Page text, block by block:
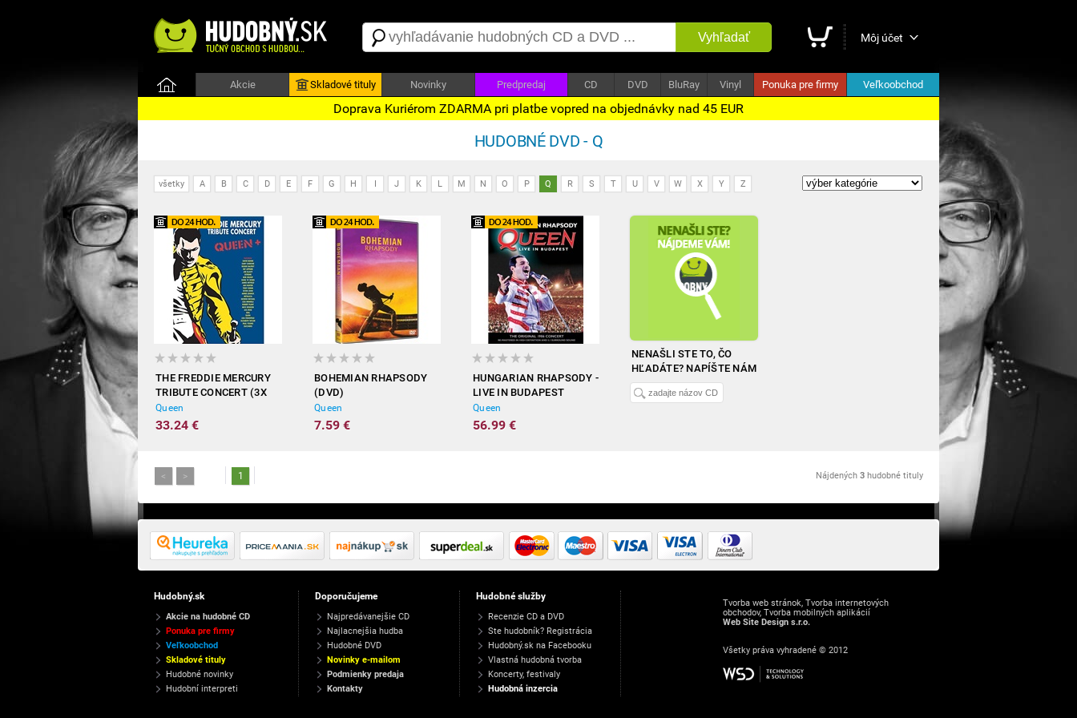
Vyhľadať Môj účet
Akcie Skladové tituly Novinky Predpredaj CD DVD BluRay Vinyl Ponuka pre firmy Veľkoobchod
Doprava Kuriérom ZDARMA pri platbe vopred na objednávky nad 45 EUR
HUDOBNÉ DVD - Q
všetky A B C D E F G H I J K L M N O P Q R S T U V W X Y Z
THE FREDDIE MERCURY
TRIBUTE CONCERT (3X
DVD)
Queen
33.24 €
BOHEMIAN RHAPSODY
(DVD)
Queen
7.59 €
HUNGARIAN RHAPSODY -
LIVE IN BUDAPEST
Queen
56.99 €
NENAŠLI STE TO, ČO
HĽADÁTE? NAPÍŠTE NÁM
< > 1 Nájdených 3 hudobné tituly
Hudobný.sk
Akcie na hudobné CD
Ponuka pre firmy
Veľkoobchod
Skladové tituly
Hudobné novinky
Hudobní interpreti
Doporučujeme
Najpredávanejšie CD
Najlacnejšia hudba
Hudobné DVD
Novinky e-mailom
Podmienky predaja
Kontakty
Hudobné služby
Recenzie CD a DVD
Ste hudobník? Registrácia
Hudobný.sk na Facebooku
Vlastná hudobná tvorba
Koncerty, festivaly
Hudobná inzercia
Tvorba web stránok, Tvorba internetových
obchodov, Tvorba mobilných aplikácií
Web Site Design s.r.o.
Všetky práva vyhradené © 2012